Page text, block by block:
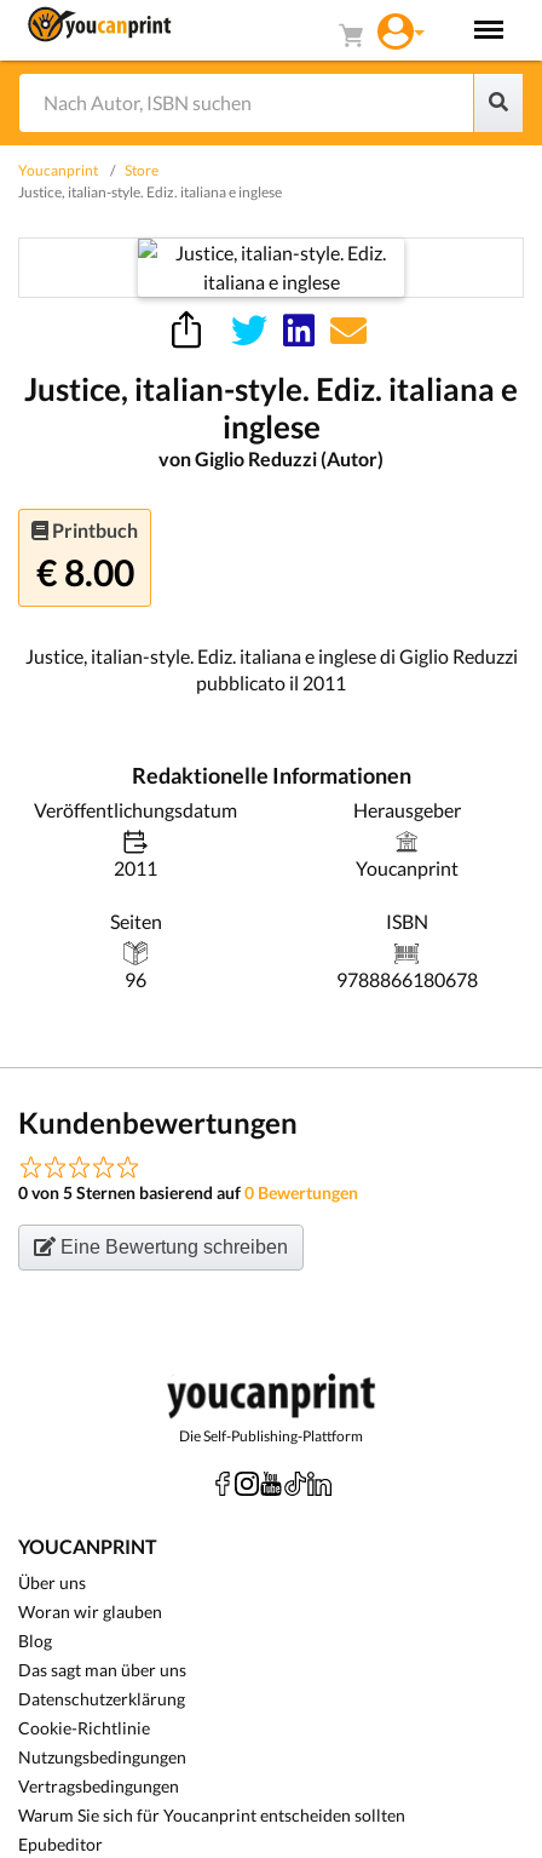
Youcanprint
Store
Justice, italian-style. Ediz. italiana e inglese
Justice, italian-style. Ediz. italiana e
inglese
von Giglio Reduzzi (Autor)
Printbuch
€ 8.00
Justice, italian-style. Ediz. italiana e inglese di Giglio Reduzzi
pubblicato il 2011
Redaktionelle Informationen
Veröffentlichungsdatum
2011
Herausgeber
Youcanprint
Seiten
96
ISBN
9788866180678
Kundenbewertungen
0 von 5 Sternen basierend auf0 Bewertungen
Eine Bewertung schreiben
Die Self-Publishing-Plattform
YOUCANPRINT
Über uns
Woran wir glauben
Blog
Das sagt man über uns
Datenschutzerklärung
Cookie-Richtlinie
Nutzungsbedingungen
Vertragsbedingungen
Warum Sie sich für Youcanprint entscheiden sollten
Epubeditor